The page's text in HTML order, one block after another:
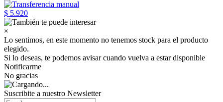
$ 5.920
×
Lo sentimos, en este momento no tenemos stock para el producto
elegido.
Si lo deseas, te podemos avisar cuando vuelva a estar disponible
Notificarme
No gracias
Suscribite a nuestro Newsletter